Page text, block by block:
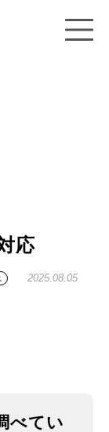
応
2025.08.05
べてい